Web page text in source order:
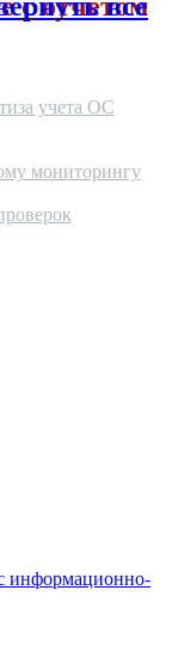
учета ОС
мониторингу
информационно-